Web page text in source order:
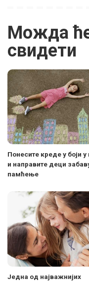
Можда
свидети
Понесите креде у боји у
и направите деци
памћење
Једна од најважнијих